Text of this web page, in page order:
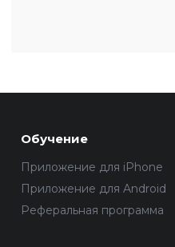
Обучение
Приложение для iPhone
Приложение для Android
Реферальная программа